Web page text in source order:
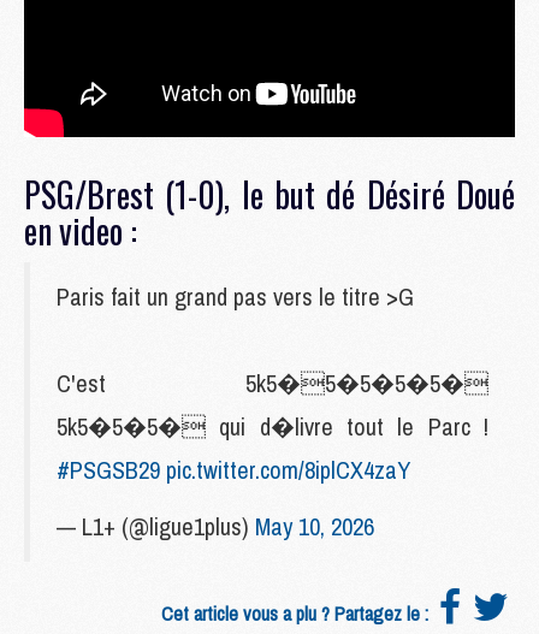
PSG/Brest (1-0), le but dé Désiré Doué
en video :
Paris fait un grand pas vers le titre >G
C'est 5k5�5�5�5�5�
5k5�5�5� qui d�livre tout le Parc !
#PSGSB29 pic.twitter.com/8iplCX4zaY
— L1+ (@ligue1plus) May 10, 2026
Cet article vous a plu ? Partagez le :